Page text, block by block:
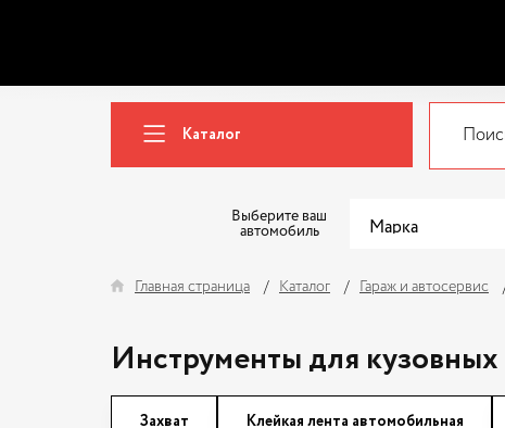
Каталог
Выберите ваш
автомобиль
Главная страница Каталог Гараж и автосервис
Инструменты для кузовных
Захват Клейкая лента автомобильная